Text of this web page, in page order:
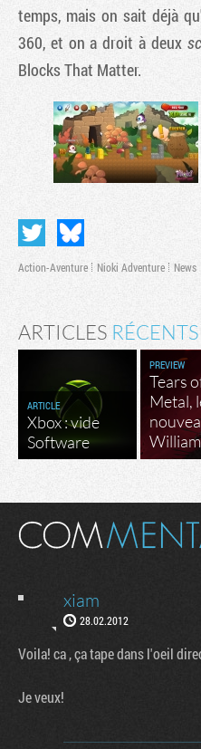
temps, mais on sait déjà
360, et on a droit à deux
Blocks That Matter.
Action-Aventure Nioki Adventure News
ARTICLES RÉCENTS
ARTICLE
Xbox : vide
Software
PREVIEW
Tears
Metal,
Masquer les
xiam
28.02.2012
Voila! ca , ça tape dans l'oeil
Je veux!